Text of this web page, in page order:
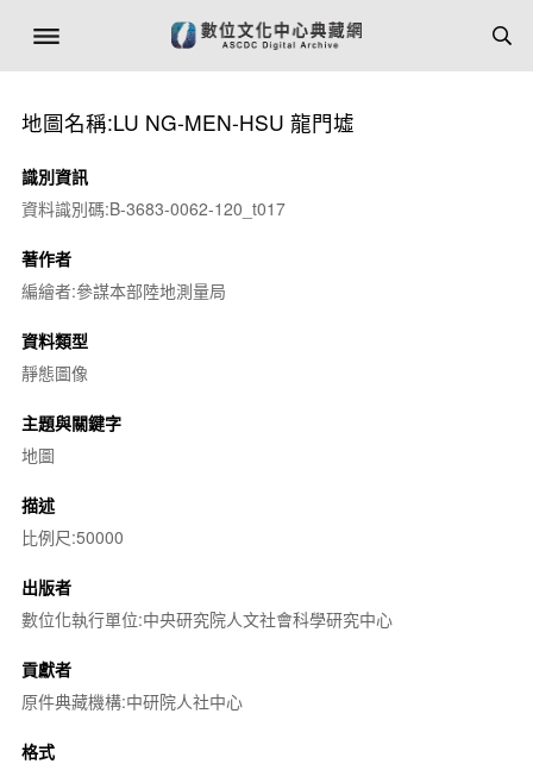
地圖名稱:LU NG-MEN-HSU 龍門墟
識別資訊
資料識別碼:B-3683-0062-120_t017
著作者
編繪者:參謀本部陸地測量局
資料類型
靜態圖像
主題與關鍵字
地圖
描述
比例尺:50000
出版者
數位化執行單位:中央研究院人文社會科學研究中心
貢獻者
原件典藏機構:中研院人社中心
格式